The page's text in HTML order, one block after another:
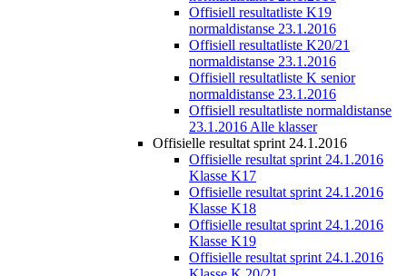
Offisiell resultatliste K19
normaldistanse 23.1.2016
Offisiell resultatliste K20/21
normaldistanse 23.1.2016
Offisiell resultatliste K senior
normaldistanse 23.1.2016
Offisiell resultatliste normaldistanse
23.1.2016 Alle klasser
Offisielle resultat sprint 24.1.2016
Offisielle resultat sprint 24.1.2016
Klasse K17
Offisielle resultat sprint 24.1.2016
Klasse K18
Offisielle resultat sprint 24.1.2016
Klasse K19
Offisielle resultat sprint 24.1.2016